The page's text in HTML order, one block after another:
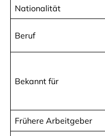
Nationalität
Beruf
Bekannt für
Frühere Arbeitgeber